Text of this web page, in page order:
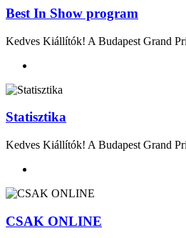
Best In Show program
Kedves Kiállítók! A Budapest Grand
Statisztika
Kedves Kiállítók! A Budapest Grand
CSAK ONLINE